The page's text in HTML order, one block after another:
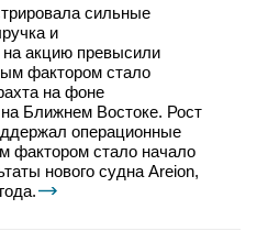
сильные
и
на акцию превысили
фактором стало
на фоне
Ближнем Востоке. Рост
операционные
фактором стало начало
нового судна Areion,